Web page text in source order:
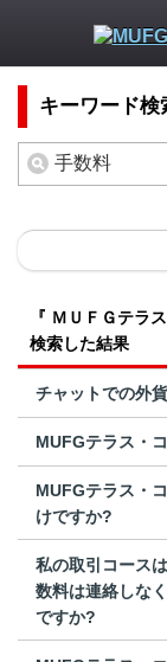
キーワード検
『 ＭＵＦＧテラ
検索した結果
チャットでの外
MUFGテラス・
MUFGテラス・
けですか?
私の取引コース
数料は連絡しな
ですか?